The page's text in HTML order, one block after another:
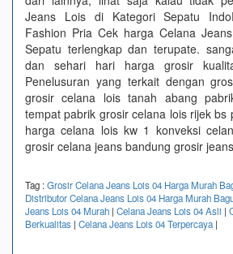
Jeans Lois di Kategori Sepatu
Fashion Pria Cek harga Celana
Sepatu terlengkap dan terupate.
dan sehari hari harga grosir
Penelusuran yang terkait dengan
grosir celana lois tanah abang
tempat pabrik grosir celana lois rijek bs
harga celana lois kw 1 konveksi
grosir celana jeans bandung grosir
Tag :Grosir Celana Jeans Lois 04 Harga Murah
Distributor Celana Jeans Lois 04 Harga Murah
Jeans Lois 04 Murah | Celana Jeans Lois 04 Asli |
Berkualitas | Celana Jeans Lois 04 Terpercaya |